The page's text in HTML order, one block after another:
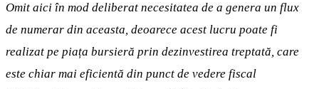
Omit aici în mod deliberat necesitatea de a genera un flux
de numerar din aceasta, deoarece acest lucru poate fi
realizat pe piața bursieră prin dezinvestirea treptată, care
este chiar mai eficientă din punct de vedere fiscal